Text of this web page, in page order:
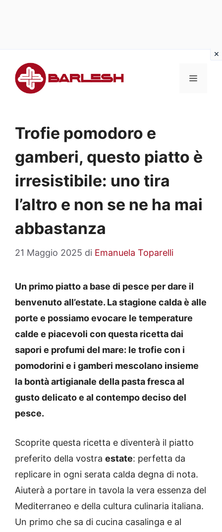
contenuto
MENU
Trofie pomodoro e
gamberi, questo piatto è
irresistibile: uno tira
l’altro e non se ne ha mai
abbastanza
21 Maggio 2025 di Emanuela Toparelli
Un primo piatto a base di pesce per dare il
benvenuto all’estate. La stagione calda è alle
porte e possiamo evocare le temperature
calde e piacevoli con questa ricetta dai
sapori e profumi del mare: le trofie con i
pomodorini e i gamberi mescolano insieme
la bontà artigianale della pasta fresca al
gusto delicato e al contempo deciso del
pesce.
Scoprite questa ricetta e diventerà il piatto
preferito della vostra estate: perfetta da
replicare in ogni serata calda degna di nota.
Aiuterà a portare in tavola la vera essenza del
Mediterraneo e della cultura culinaria italiana.
Un primo che sa di cucina casalinga e al